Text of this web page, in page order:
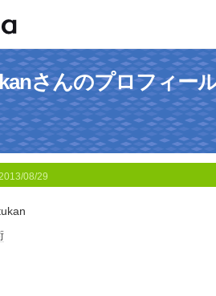
さんのプロフィー
2013/08/29